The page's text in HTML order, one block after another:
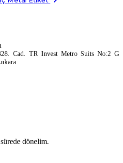
Cad. TR Invest Metro Suits No:2 G
dönelim.